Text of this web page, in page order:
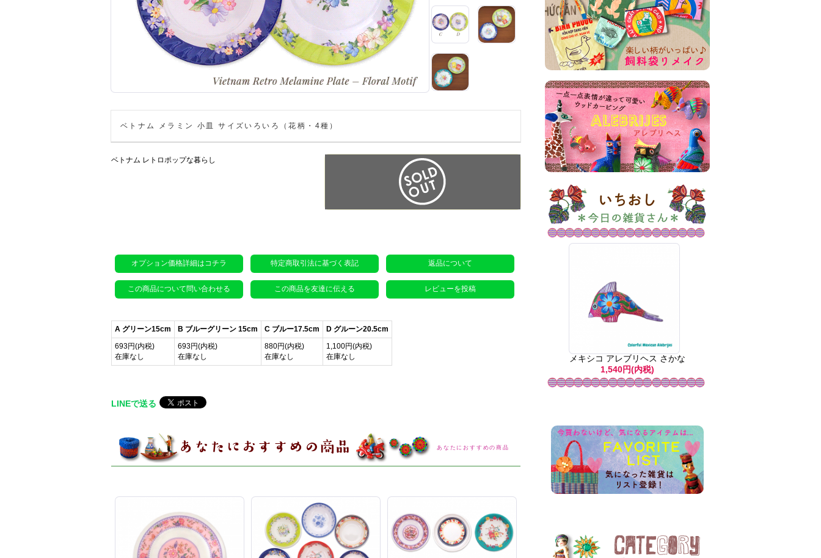
ベトナム メラミン 小皿 サイズいろいろ（花柄・4種）
ベトナム レトロポップな暮らし
オプション価格詳細はコチラ 特定商取引法に基づく表記 返品について
この商品について問い合わせる この商品を友達に伝える レビューを投稿
A グリーン15cm B ブルーグリーン 15cm C ブルー17.5cm
D グルーン20.5cm
693円(内税)
在庫なし
693円(内税)
在庫なし
880円(内税)
在庫なし
1,100円(内税)
在庫なし
LINEで送る
あなたにおすすめの商品
メキシコ アレブリヘス さかな
1,540円(内税)